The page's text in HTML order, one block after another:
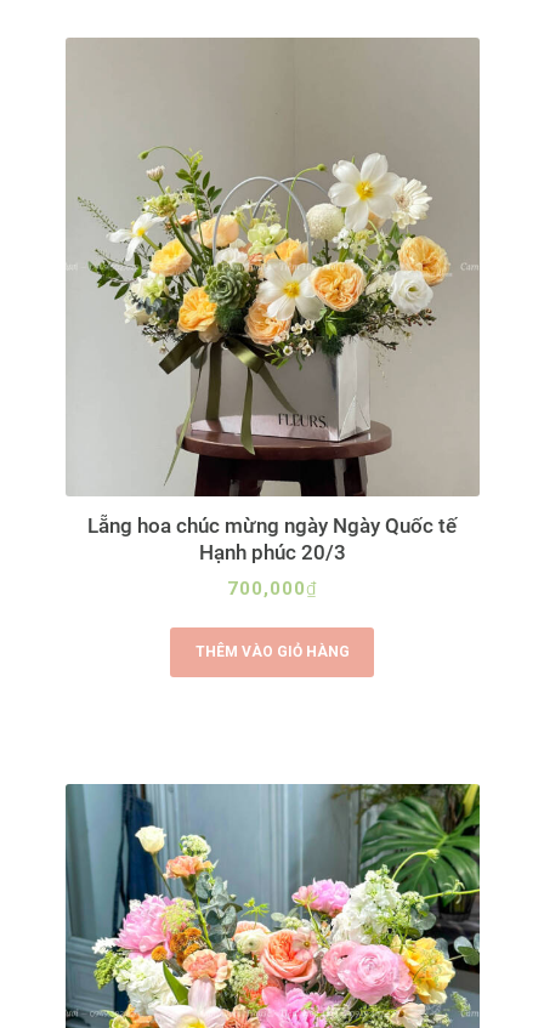
Lẵng hoa chúc mừng ngày Ngày Quốc tế
Hạnh phúc 20/3
700,000₫
THÊM VÀO GIỎ HÀNG